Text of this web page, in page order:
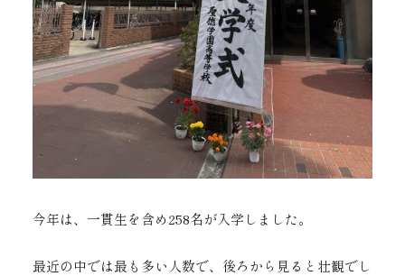
今年は、一貫生を含め258名が入学しました。
最近の中では最も多い人数で、後ろから見ると壮観でし